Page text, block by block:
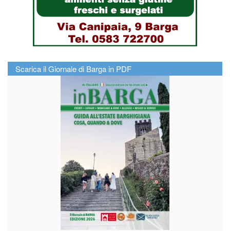
Scarica il Giornale di Barga in PDF